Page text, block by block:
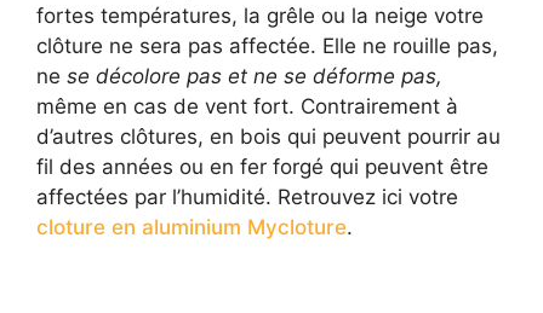
fortes températures, la grêle ou la neige votre
clôture ne sera pas affectée. Elle ne rouille pas,
ne se décolore pas et ne se déforme pas,
même en cas de vent fort. Contrairement à
d’autres clôtures, en bois qui peuvent pourrir au
fil des années ou en fer forgé qui peuvent être
affectées par l’humidité. Retrouvez ici votre
cloture en aluminium Mycloture.